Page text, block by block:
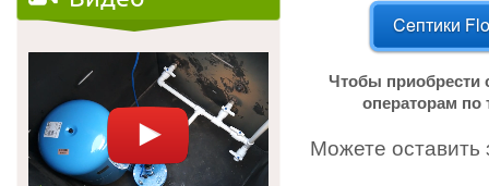
Чтобы приобрести
операторам по
Можете